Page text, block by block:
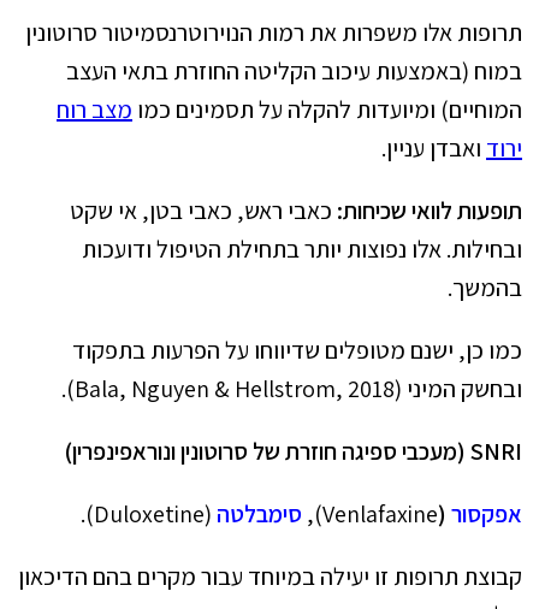
תרופות אלו משפרות את רמות הנוירוטרנסמיטור סרוטונין
במוח (באמצעות עיכוב הקליטה החוזרת בתאי העצב
המוחיים) ומיועדות להקלה על תסמינים כמו מצב רוח
ירוד ואבדן עניין.
תופעות לוואי שכיחות: כאבי ראש, כאבי בטן, אי שקט
ובחילות. אלו נפוצות יותר בתחילת הטיפול ודועכות
בהמשך.
כמו כן, ישנם מטופלים שדיווחו על הפרעות בתפקוד
ובחשק המיני (Bala, Nguyen & Hellstrom, 2018).
SNRI (מעכבי ספיגה חוזרת של סרוטונין ונוראפינפרין)
אפקסור (
Venlafaxine), סימבלטה (Duloxetine).
קבוצת תרופות זו יעילה במיוחד עבור מקרים בהם הדיכאון